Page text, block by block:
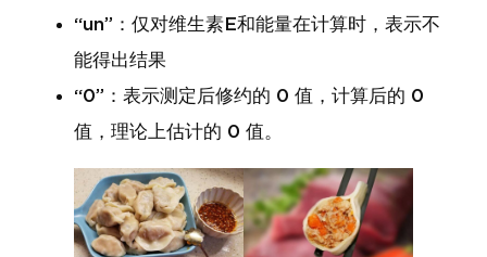
“un”：仅对维生素E和能量在计算时，表示不
能得出结果
“0”：表示测定后修约的 0 值，计算后的 0
值，理论上估计的 0 值。